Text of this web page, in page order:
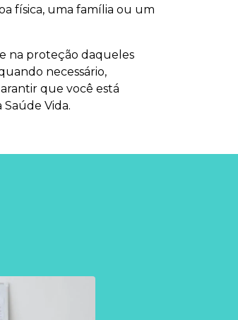
física, uma família ou um
na proteção daqueles
necessário,
que você está
Vida.